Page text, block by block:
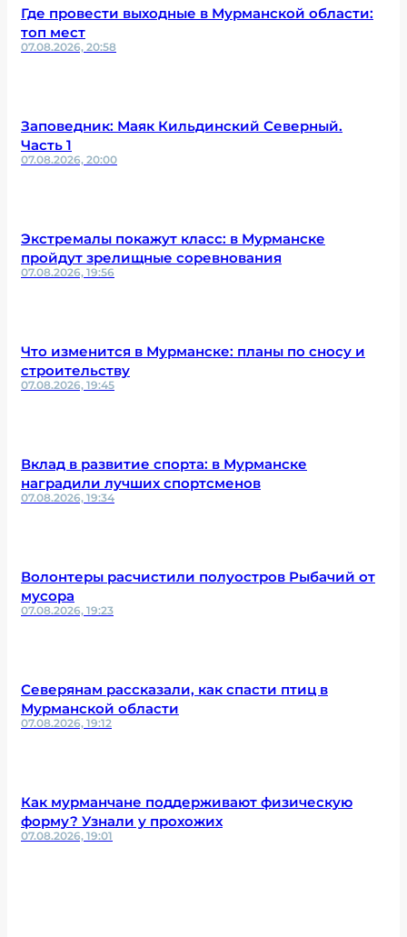
Где провести выходные в Мурманской области:
топ мест
07.08.2026, 20:58
Заповедник: Маяк Кильдинский Северный.
Часть 1
07.08.2026, 20:00
Экстремалы покажут класс: в Мурманске
пройдут зрелищные соревнования
07.08.2026, 19:56
Что изменится в Мурманске: планы по сносу и
строительству
07.08.2026, 19:45
Вклад в развитие спорта: в Мурманске
наградили лучших спортсменов
07.08.2026, 19:34
Волонтеры расчистили полуостров Рыбачий от
мусора
07.08.2026, 19:23
Северянам рассказали, как спасти птиц в
Мурманской области
07.08.2026, 19:12
Как мурманчане поддерживают физическую
форму? Узнали у прохожих
07.08.2026, 19:01